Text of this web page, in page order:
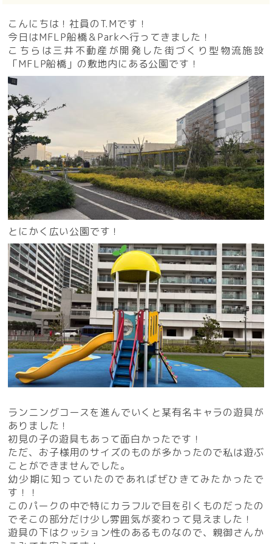
こんにちは！社員のT.Mです！
今日はMFLP船橋＆Parkへ行ってきました！
こちらは三井不動産が開発した街づくり型物流施設
「MFLP船橋」の敷地内にある公園です！
とにかく広い公園です！
ランニングコースを進んでいくと某有名キャラの遊具が
ありました！
初見の子の遊具もあって面白かったです！
ただ、お子様用のサイズのものが多かったので私は遊ぶ
ことができませんでした。
幼少期に知っていたのであればぜひきてみたかったで
す！！
このパークの中で特にカラフルで目を引くものだったの
でそこの部分だけ少し雰囲気が変わって見えました！
遊具の下はクッション性のあるものなので、親御さんか